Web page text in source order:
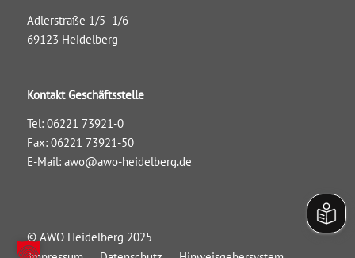
Adlerstraße 1/5 -1/6
69123 Heidelberg
Kontakt Geschäftsstelle
Tel: 06221 73921-0
Fax: 06221 73921-50
E-Mail: awo@awo-heidelberg.de
© AWO Heidelberg 2025